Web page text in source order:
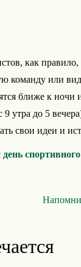
как правило,
команду или
ближе к
утра до 5
свои идеи и